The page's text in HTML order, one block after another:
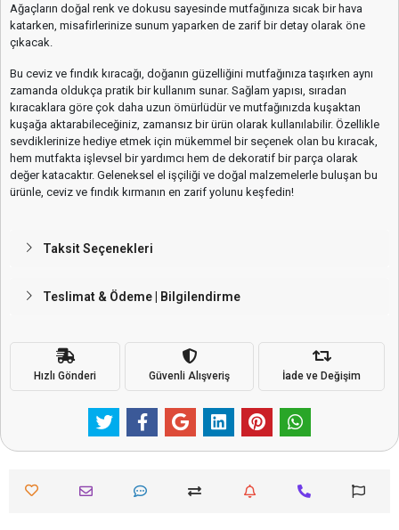
Ağaçların doğal renk ve dokusu sayesinde mutfağınıza sıcak bir hava
katarken, misafirlerinize sunum yaparken de zarif bir detay olarak öne
çıkacak.
Bu ceviz ve fındık kıracağı, doğanın güzelliğini mutfağınıza taşırken aynı
zamanda oldukça pratik bir kullanım sunar. Sağlam yapısı, sıradan
kıracaklara göre çok daha uzun ömürlüdür ve mutfağınızda kuşaktan
kuşağa aktarabileceğiniz, zamansız bir ürün olarak kullanılabilir. Özellikle
sevdiklerinize hediye etmek için mükemmel bir seçenek olan bu kıracak,
hem mutfakta işlevsel bir yardımcı hem de dekoratif bir parça olarak
değer katacaktır. Geleneksel el işçiliği ve doğal malzemelerle buluşan bu
ürünle, ceviz ve fındık kırmanın en zarif yolunu keşfedin!
Taksit Seçenekleri
Teslimat & Ödeme | Bilgilendirme
Hızlı Gönderi Güvenli Alışveriş İade ve Değişim